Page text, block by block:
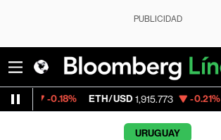
PUBLICIDAD
ETH/USD 1,915.773 -0.21% Visa 362.50
URUGUAY